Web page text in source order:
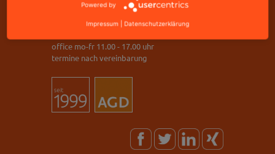
www.@mediastyle.de
office mo-fr 11.00 - 17.00 uhr
termine nach vereinbarung
Powered by
Impressum Datenschutzerklärung